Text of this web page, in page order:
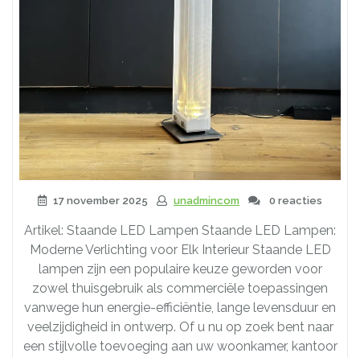
17 november 2025 unadmincom 0 reacties
Artikel: Staande LED Lampen Staande LED Lampen:
Moderne Verlichting voor Elk Interieur Staande LED
lampen zijn een populaire keuze geworden voor
zowel thuisgebruik als commerciële toepassingen
vanwege hun energie-efficiëntie, lange levensduur en
veelzijdigheid in ontwerp. Of u nu op zoek bent naar
een stijlvolle toevoeging aan uw woonkamer, kantoor